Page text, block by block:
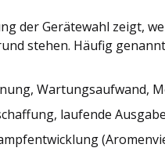
der Gerätewahl zeigt,
stehen. Häufig
Wartungsaufwand,
laufende